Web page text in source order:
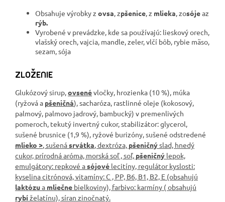
Obsahuje výrobky z ovsa, zpšenice, z mlieka, zosójeaz
rýb.
Vyrobené v prevádzke, kde sa používajú: lieskový orech,
vlašský orech, vajcia, mandle, zeler, vlčí bôb, rybie mäso,
sezam, sója
ZLOŽENIE
Glukózový sirup,ovsenévločky, hrozienka (10 %), múka
(ryžová a pšeničná), sacharóza, rastlinné oleje (kokosový,
palmový, palmovo jadrový, bambucký) v premenlivých
pomeroch, tekutý invertný cukor, stabilizátor: glycerol,
sušené brusnice (1,9 %), ryžové burizóny, sušené odstredené
mlieko >, sušenásrvátka, dextróza, pšeničnýslad, hnedý
cukor, prírodná aróma, morská soľ , soľ, pšeničný lepok,
emulgátory: repkové asójové lecitíny, regulátor kyslosti:
kyselina citrónová, vitamíny: C , PP, B6, B1, B2, E (obsahujú
laktózua mliečne bielkoviny), farbivo: karmíny ( obsahujú
rybíželatínu), síran zinočnatý.